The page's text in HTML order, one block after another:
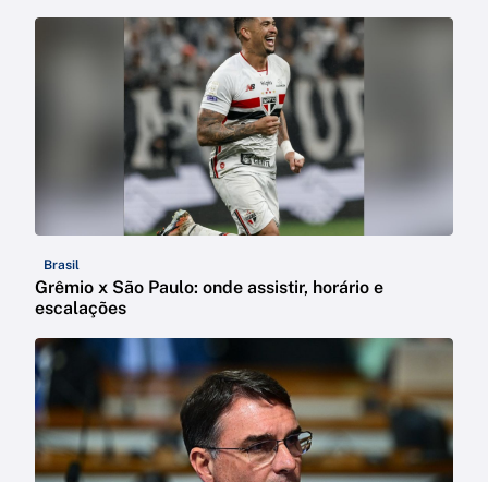
Brasil
Grêmio x São Paulo: onde assistir, horário e
escalações